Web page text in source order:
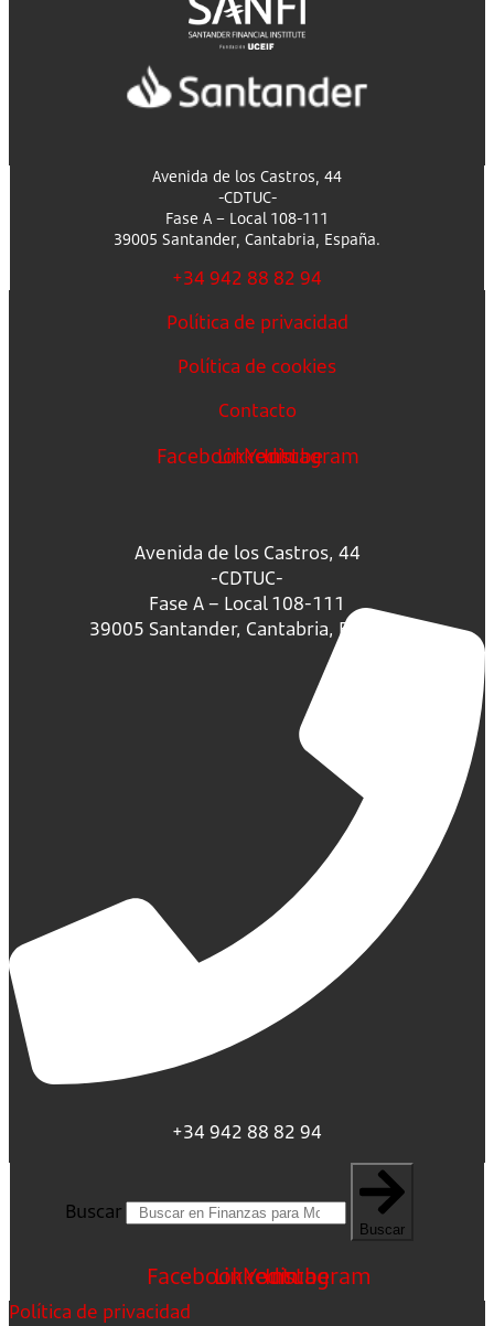
Avenida de los Castros, 44
-CDTUC-
Fase A – Local 108-111
39005 Santander, Cantabria, España.
+34 942 88 82 94
Política de privacidad
Política de cookies
Contacto
FacebookLinkedin
Youtube
Instagram
Avenida de los Castros, 44
-CDTUC-
Fase A – Local 108-111
39005 Santander, Cantabria, España.
+34 942 88 82 94
Buscar
Buscar
FacebookLinkedin
Youtube
Instagram
Política de privacidad